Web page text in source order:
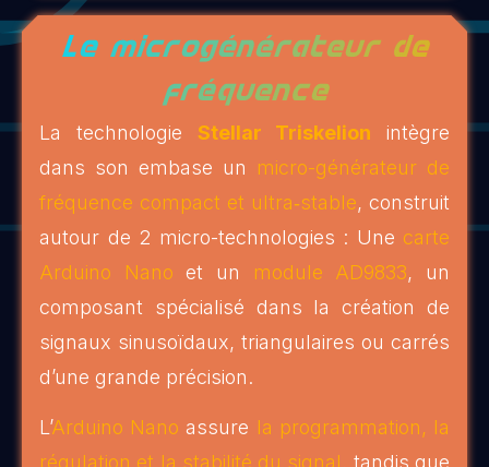
Le microgénérateur de
fréquence
La technologie Stellar Triskelion intègre
dans son embase un micro-générateur de
fréquence compact et ultra‑stable, construit
autour de 2 micro-technologies : Une carte
Arduino Nano et un module AD9833, un
composant spécialisé dans la création de
signaux sinusoïdaux, triangulaires ou carrés
d’une grande précision.
L’Arduino Nano assure la programmation, la
régulation et la stabilité du signal, tandis que